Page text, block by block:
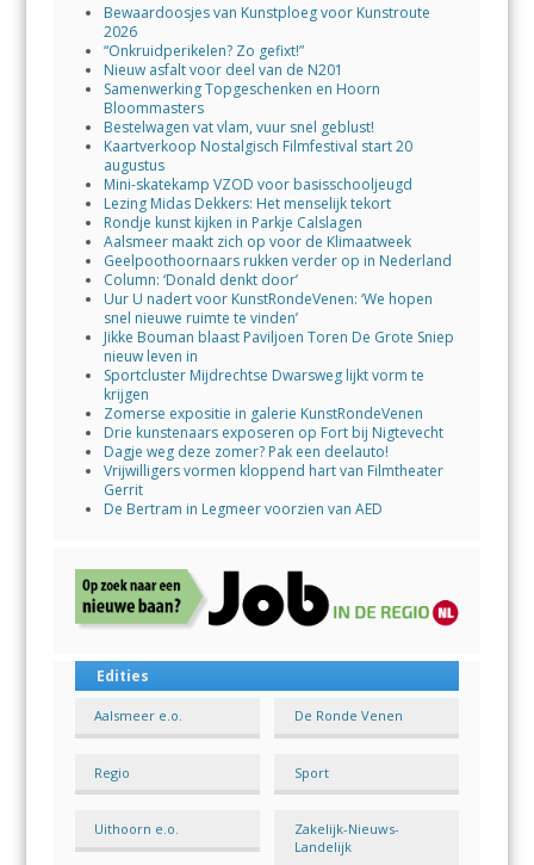
Bewaardoosjes van Kunstploeg voor Kunstroute
2026
“Onkruidperikelen? Zo gefixt!”
Nieuw asfalt voor deel van de N201
Samenwerking Topgeschenken en Hoorn
Bloommasters
Bestelwagen vat vlam, vuur snel geblust!
Kaartverkoop Nostalgisch Filmfestival start 20
augustus
Mini-skatekamp VZOD voor basisschooljeugd
Lezing Midas Dekkers: Het menselijk tekort
Rondje kunst kijken in Parkje Calslagen
Aalsmeer maakt zich op voor de Klimaatweek
Geelpoothoornaars rukken verder op in Nederland
Column: ‘Donald denkt door’
Uur U nadert voor KunstRondeVenen: ‘We hopen
snel nieuwe ruimte te vinden’
Jikke Bouman blaast Paviljoen Toren De Grote Sniep
nieuw leven in
Sportcluster Mijdrechtse Dwarsweg lijkt vorm te
krijgen
Zomerse expositie in galerie KunstRondeVenen
Drie kunstenaars exposeren op Fort bij Nigtevecht
Dagje weg deze zomer? Pak een deelauto!
Vrijwilligers vormen kloppend hart van Filmtheater
Gerrit
De Bertram in Legmeer voorzien van AED
Edities
Aalsmeer e.o. De Ronde Venen
Regio Sport
Uithoorn e.o.
Zakelijk-Nieuws-
Landelijk